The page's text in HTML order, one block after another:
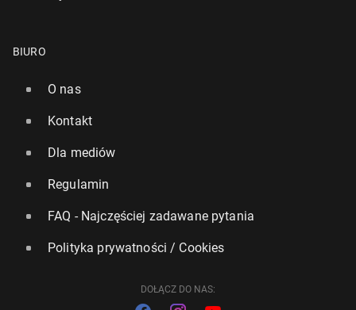
BIURO
O nas
Kontakt
Dla mediów
Regulamin
FAQ - Najczęściej zadawane pytania
Polityka prywatności / Cookies
DOŁĄCZ DO NAS: